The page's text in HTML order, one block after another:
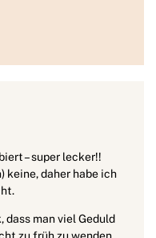
– super lecker!!
keine, daher habe ich
man viel Geduld
zu früh zu wenden,